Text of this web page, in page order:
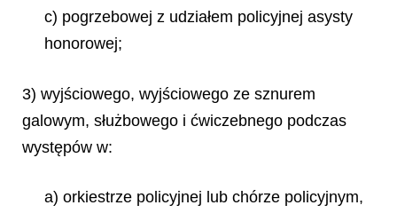
c) pogrzebowej z udziałem policyjnej asysty
honorowej;
3) wyjściowego, wyjściowego ze sznurem
galowym, służbowego i ćwiczebnego podczas
występów w:
a) orkiestrze policyjnej lub chórze policyjnym,